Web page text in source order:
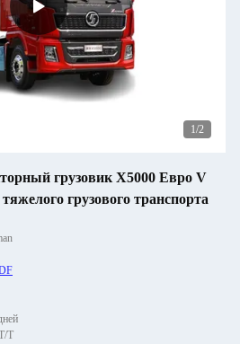
1/2
грузовик X5000 Евро V
грузового транспорта
T